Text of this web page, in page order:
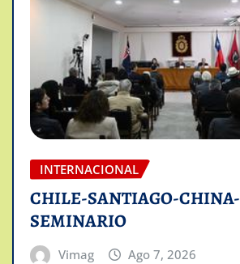
INTERNACIONAL
CHILE-SANTIAGO-CHINA-
SEMINARIO
Vimag Ago 7, 2026